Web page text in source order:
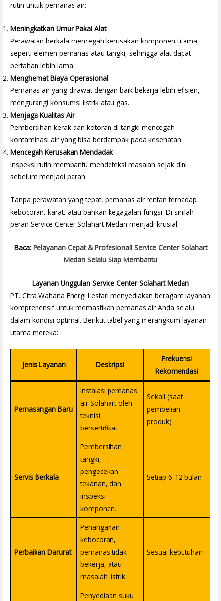
rutin untuk pemanas air:
Meningkatkan Umur Pakai Alat
Perawatan berkala mencegah kerusakan komponen utama,
seperti elemen pemanas atau tangki, sehingga alat dapat
bertahan lebih lama.
Menghemat Biaya Operasional
Pemanas air yang dirawat dengan baik bekerja lebih efisien,
mengurangi konsumsi listrik atau gas.
Menjaga Kualitas Air
Pembersihan kerak dan kotoran di tangki mencegah
kontaminasi air yang bisa berdampak pada kesehatan.
Mencegah Kerusakan Mendadak
Inspeksi rutin membantu mendeteksi masalah sejak dini
sebelum menjadi parah.
Tanpa perawatan yang tepat, pemanas air rentan terhadap
kebocoran, karat, atau bahkan kegagalan fungsi. Di sinilah
peran Service Center Solahart Medan menjadi krusial.
Baca: Pelayanan Cepat & Profesional! Service Center Solahart
Medan Selalu Siap Membantu
Layanan Unggulan Service Center Solahart Medan
PT. Citra Wahana Energi Lestari menyediakan beragam layanan
komprehensif untuk memastikan pemanas air Anda selalu
dalam kondisi optimal. Berikut tabel yang merangkum layanan
utama mereka:
Jenis Layanan Deskripsi
Frekuensi
Rekomendasi
Pemasangan Baru
Instalasi pemanas
air Solahart oleh
teknisi
bersertifikat.
Sekali (saat
pembelian
produk)
Servis Berkala
Pembersihan
tangki,
pengecekan
tekanan, dan
inspeksi
komponen.
Setiap 6-12 bulan
Perbaikan Darurat
Penanganan
kebocoran,
pemanas tidak
bekerja, atau
masalah listrik.
Sesuai kebutuhan
Penyediaan suku